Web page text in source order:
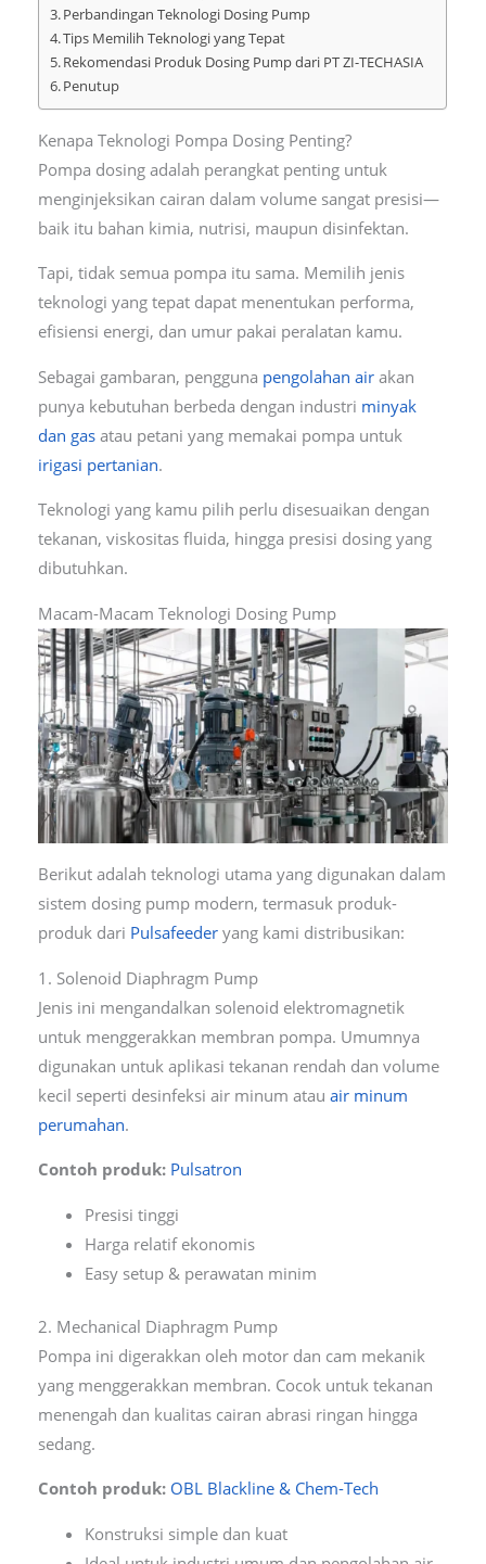
Perbandingan Teknologi Dosing Pump
Tips Memilih Teknologi yang Tepat
Rekomendasi Produk Dosing Pump dari PT ZI-TECHASIA
Penutup
Kenapa Teknologi Pompa Dosing Penting?
Pompa dosing adalah perangkat penting untuk
menginjeksikan cairan dalam volume sangat presisi—
baik itu bahan kimia, nutrisi, maupun disinfektan.
Tapi, tidak semua pompa itu sama. Memilih jenis
teknologi yang tepat dapat menentukan performa,
efisiensi energi, dan umur pakai peralatan kamu.
Sebagai gambaran, pengguna pengolahan airakan
punya kebutuhan berbeda dengan industri minyak
dan gasatau petani yang memakai pompa untuk
irigasi pertanian.
Teknologi yang kamu pilih perlu disesuaikan dengan
tekanan, viskositas fluida, hingga presisi dosing yang
dibutuhkan.
Macam-Macam Teknologi Dosing Pump
Berikut adalah teknologi utama yang digunakan dalam
sistem dosing pump modern, termasuk produk-
produk dari Pulsafeederyang kami distribusikan:
1. Solenoid Diaphragm Pump
Jenis ini mengandalkan solenoid elektromagnetik
untuk menggerakkan membran pompa. Umumnya
digunakan untuk aplikasi tekanan rendah dan volume
kecil seperti desinfeksi air minum atau air minum
perumahan.
Contoh produk: Pulsatron
Presisi tinggi
Harga relatif ekonomis
Easy setup & perawatan minim
2. Mechanical Diaphragm Pump
Pompa ini digerakkan oleh motor dan cam mekanik
yang menggerakkan membran. Cocok untuk tekanan
menengah dan kualitas cairan abrasi ringan hingga
sedang.
Contoh produk: OBL Blackline & Chem-Tech
Konstruksi simple dan kuat